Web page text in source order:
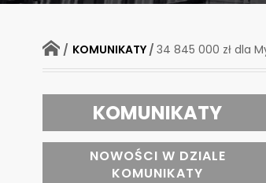
STRONA
GŁÓWNA
/ KOMUNIKATY / 34 845 000 zł dla
KOMUNIKATY
NOWOŚCI W DZIALE
KOMUNIKATY